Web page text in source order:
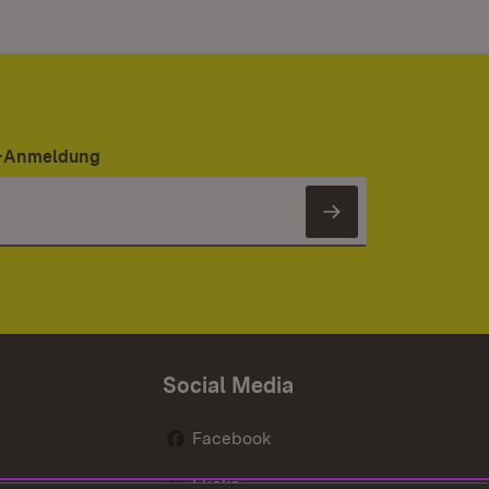
Newsletter
Social Media
Facebook
Flickr